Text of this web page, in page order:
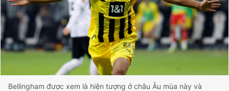
Bellingham được xem là hiện tượng ở châu Âu mùa này và